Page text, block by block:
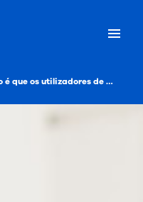
Como é que os utilizadores de óculos querem ser tratados num mundo digital?